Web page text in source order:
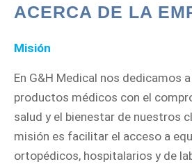
ACERCA DE LA
Misión
En G&H Medical nos dedicamos
productos médicos con el
salud y el bienestar de nuestros
misión es facilitar el acceso a
ortopédicos, hospitalarios y de